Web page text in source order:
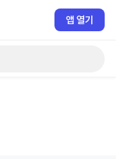
앱 열기